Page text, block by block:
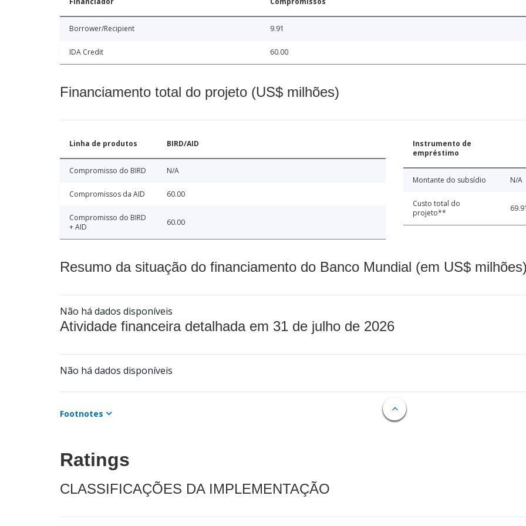
Borrower/Recipient 9.91
IDA Credit 60.00
Financiamento total do projeto (US$ milhões)
Linha de produtos BIRD/AID
Compromisso do BIRD N/A
Compromissos da AID 60.00
Compromisso do BIRD
+ AID
60.00
Instrumento de
empréstimo
Montante do subsídio N/A
Custo total do
projeto**
Resumo da situação do financiamento do Banco Mundial (em US$
Não há dados disponíveis
Atividade financeira detalhada em 31 de julho de 2026
Não há dados disponíveis
Footnotes
Ratings
CLASSIFICAÇÕES DA IMPLEMENTAÇÃO